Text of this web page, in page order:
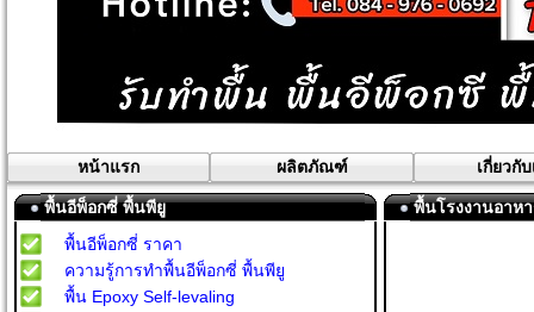
หน้าแรก ผลิตภัณฑ์ เกี่ยวกับ
พื้นอีพ็อกซี่ พื้นพียู
พื้นอีพ็อกซี่ ราคา
ความรู้การทำพื้นอีพ็อกซี่ พื้นพียู
พื้น Epoxy Self-levaling
พื้นโรงงานอาห